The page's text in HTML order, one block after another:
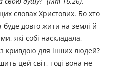
словах Христових. Бо хто
довго жити на землі й
які собі наскладала,
кривдою для інших людей?
цей світ, тоді вона не